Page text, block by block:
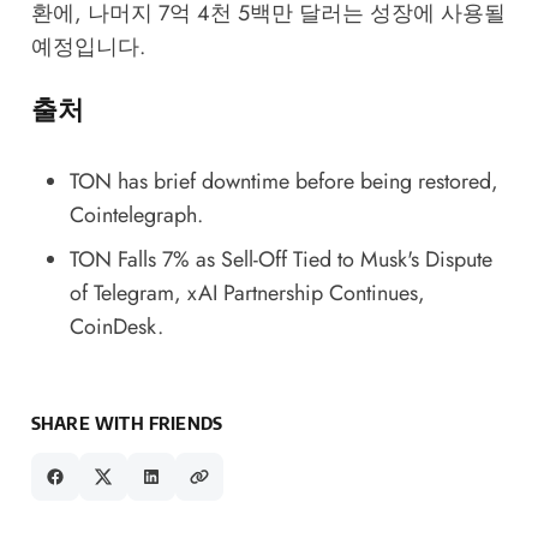
환에, 나머지 7억 4천 5백만 달러는 성장에 사용될
예정입니다.
출처
TON has brief downtime before being restored,
Cointelegraph.
TON Falls 7% as Sell-Off Tied to Musk's Dispute
of Telegram, xAI Partnership Continues,
CoinDesk.
SHARE WITH FRIENDS